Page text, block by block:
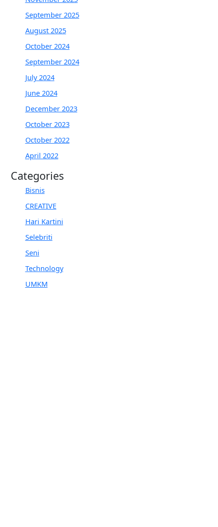
September 2025
August 2025
October 2024
September 2024
July 2024
June 2024
December 2023
October 2023
October 2022
April 2022
Categories
Bisnis
CREATIVE
Hari Kartini
Selebriti
Seni
Technology
UMKM